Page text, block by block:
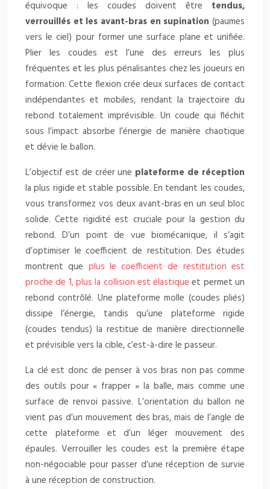
équivoque : les coudes doivent être tendus,
verrouillés et les avant-bras en supination (paumes
vers le ciel) pour former une surface plane et unifiée.
Plier les coudes est l’une des erreurs les plus
fréquentes et les plus pénalisantes chez les joueurs en
formation. Cette flexion crée deux surfaces de contact
indépendantes et mobiles, rendant la trajectoire du
rebond totalement imprévisible. Un coude qui fléchit
sous l’impact absorbe l’énergie de manière chaotique
et dévie le ballon.
L’objectif est de créer une plateforme de réception
la plus rigide et stable possible. En tendant les coudes,
vous transformez vos deux avant-bras en un seul bloc
solide. Cette rigidité est cruciale pour la gestion du
rebond. D’un point de vue biomécanique, il s’agit
d’optimiser le coefficient de restitution. Des études
montrent que plus le coefficient de restitution est
proche de 1, plus la collision est élastique et permet un
rebond contrôlé. Une plateforme molle (coudes pliés)
dissipe l’énergie, tandis qu’une plateforme rigide
(coudes tendus) la restitue de manière directionnelle
et prévisible vers la cible, c’est-à-dire le passeur.
La clé est donc de penser à vos bras non pas comme
des outils pour « frapper » la balle, mais comme une
surface de renvoi passive. L’orientation du ballon ne
vient pas d’un mouvement des bras, mais de l’angle de
cette plateforme et d’un léger mouvement des
épaules. Verrouiller les coudes est la première étape
non-négociable pour passer d’une réception de survie
à une réception de construction.